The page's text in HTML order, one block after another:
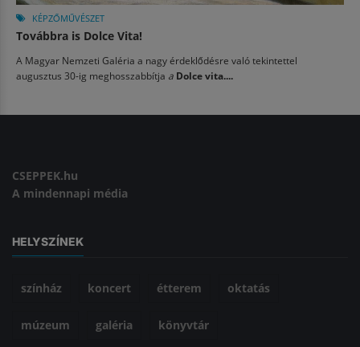
KÉPZŐMŰVÉSZET
Továbbra is Dolce Vita!
A Magyar Nemzeti Galéria a nagy érdeklődésre való tekintettel
augusztus 30-ig meghosszabbítja a Dolce vita....
CSEPPEK.hu
A mindennapi média
HELYSZÍNEK
színház koncert étterem oktatás
múzeum galéria könyvtár